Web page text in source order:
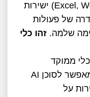
קבצים מקומיים (Excel, Word, PDFs) ישירות
של פעולות
שלמה. זהו כלי
כלי ממוקד
למפתחים (אבל לא רק!), המאפשר לסוכן AI
על